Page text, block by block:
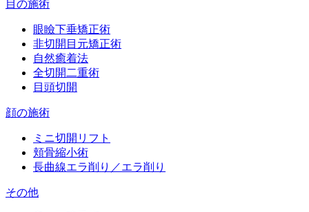
目の施術
眼瞼下垂矯正術
非切開目元矯正術
自然癒着法
全切開二重術
目頭切開
顔の施術
ミニ切開リフト
頬骨縮小術
長曲線エラ削り／エラ削り
その他